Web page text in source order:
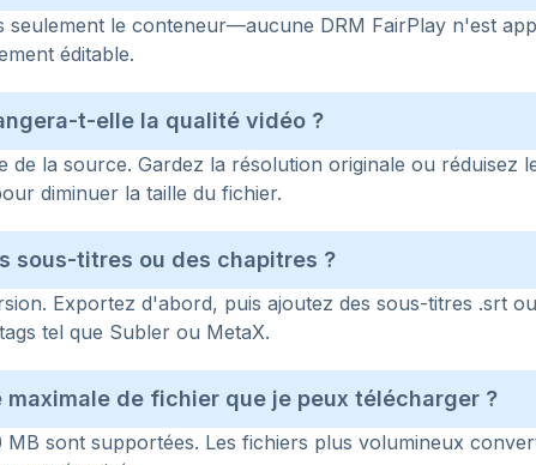
seulement le conteneur—aucune DRM FairPlay n'est
éditable.
t-elle la qualité vidéo ?
de la source. Gardez la résolution originale ou réduisez
diminuer la taille du fichier.
sous-titres ou des chapitres ?
Exportez d'abord, puis ajoutez des sous-titres .srt
tel que Subler ou MetaX.
maximale de fichier que je peux télécharger ?
MB sont supportées. Les fichiers plus volumineux